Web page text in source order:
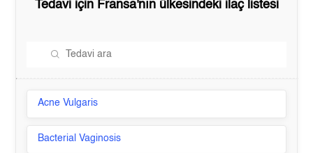
Tedavi için Fransa'nınülkesindeki ilaç listesi
Acne Vulgaris
Bacterial Vaginosis